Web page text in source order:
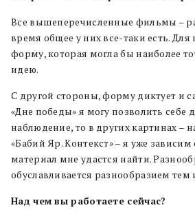
Все вышеперечисленные фильмы –
время общее у них все-таки есть.
форму, которая могла бы наиболее
идею.
С другой стороны, форму диктует и
«Дне победы» я могу позволить себе
наблюдение, то в других картинах –
«Бабий Яр. Контекст» – я уже зависим
материал мне удастся найти.
обуславливается разнообразием тем
Над чем вы работаете сейчас?